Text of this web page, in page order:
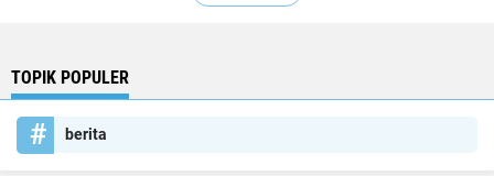
TOPIK POPULER
berita